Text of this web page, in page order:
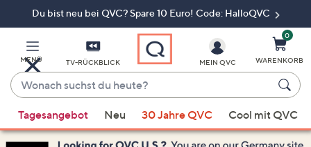
Du bist neu bei QVC? Spare 10 Euro! Code: HalloQVC
MENÜ TV-RÜCKBLICK
Wonach
suchst
du
heute?
Vorschläge
verfügbar
MEIN QVC
0
WARENKORB
Tagesangebot Neu 30 Jahre QVC Cool mit QVC